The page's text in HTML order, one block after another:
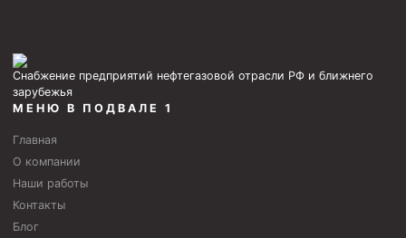
Удочки ловильные
Труболовки
Шламометаллоуловитель ШМУ
Обурочный комплекс ОК
Фрезеры торцевые с фрезерующей воронкой и с
Снабжение предприятий нефтегазовой отрасли РФ и ближнего
зарубежья
МЕНЮ В ПОДВАЛЕ 1
Главная
О компании
Наши работы
Контакты
Блог